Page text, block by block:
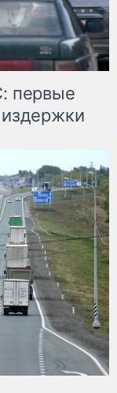
первые